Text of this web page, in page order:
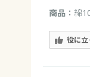
商品： 綿
役に立